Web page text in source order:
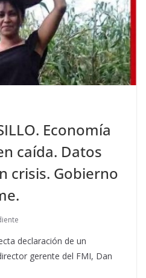
Economía
caída. Datos
crisis. Gobierno
declaración de un
gerente del FMI, Dan